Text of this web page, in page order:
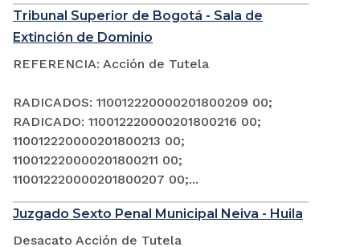
Tribunal Superior de Bogotá - Sala de
Extinción de Dominio
REFERENCIA: Acción de Tutela
RADICADOS: 110012220000201800209 00;
RADICADO: 110012220000201800216 00;
110012220000201800213 00;
110012220000201800211 00;
110012220000201800207 00;...
Juzgado Sexto Penal Municipal Neiva - Huila
Desacato Acción de Tutela